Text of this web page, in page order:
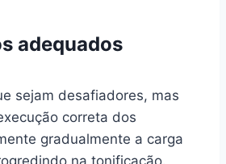
adequados
sejam desafiadores, mas
correta dos
gradualmente a carga
na tonificação.